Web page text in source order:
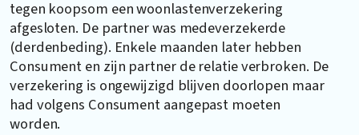
tegen koopsom een woonlastenverzekering
afgesloten. De partner was medeverzekerde
(derdenbeding). Enkele maanden later hebben
Consument en zijn partner de relatie verbroken. De
verzekering is ongewijzigd blijven doorlopen maar
had volgens Consument aangepast moeten
worden.